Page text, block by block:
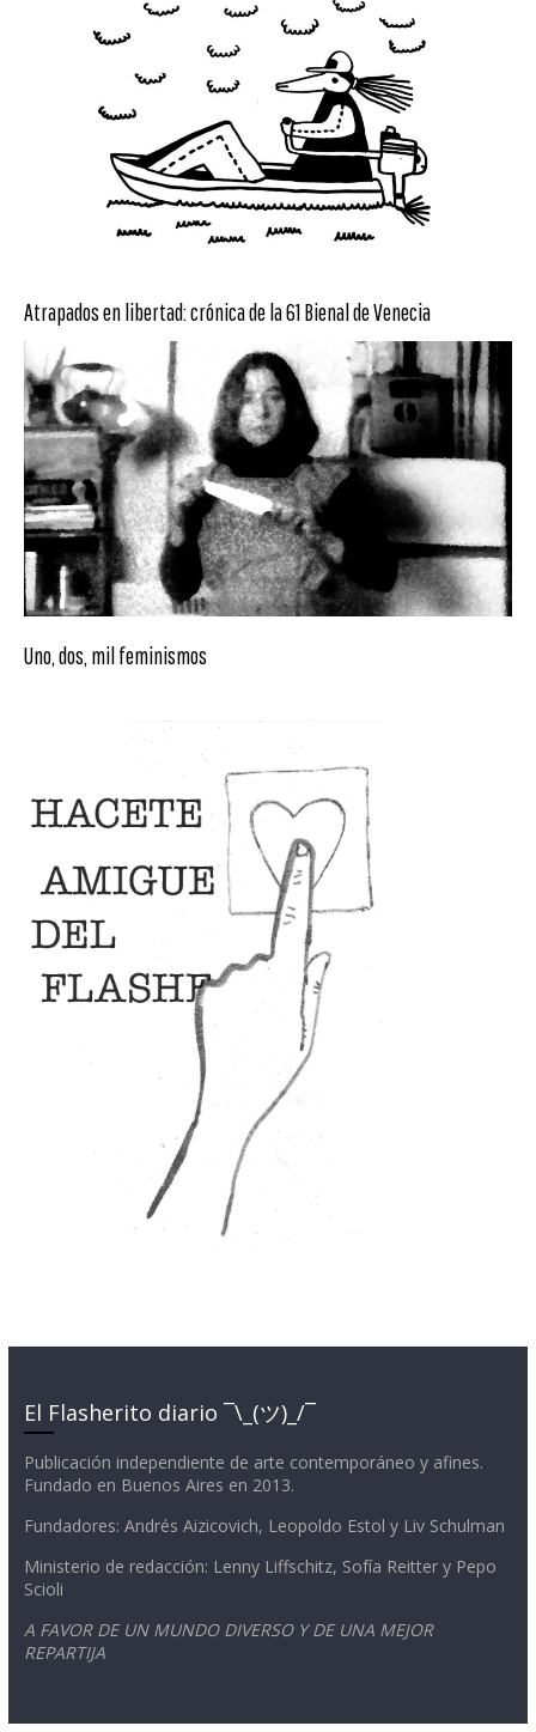
Atrapados en libertad: crónica de la 61 Bienal de Venecia
Uno, dos, mil feminismos
El Flasherito diario ¯\_(ツ)_/¯
Publicación independiente de arte contemporáneo y afines.
Fundado en Buenos Aires en 2013.
Fundadores: Andrés Aizicovich, Leopoldo Estol y Liv Schulman
Ministerio de redacción: Lenny Liffschitz, Sofía Reitter y Pepo
Scioli
A FAVOR DE UN MUNDO DIVERSO Y DE UNA MEJOR
REPARTIJA